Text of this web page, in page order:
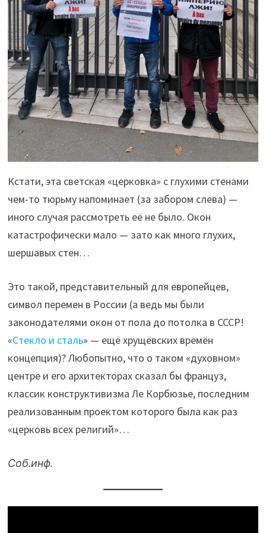
Кстати, эта светская «церковка» с глухими стенами
чем-то тюрьму напоминает (за забором слева) —
иного случая рассмотреть её не было. Окон
катастрофически мало — зато как много глухих,
шершавых стен…
Это такой, представительный для европейцев,
символ перемен в России (а ведь мы были
законодателями окон от пола до потолка в СССР!
«Стекло и сталь» — ещё хрущёвских времён
концепция)? Любопытно, что о таком «духовном»
центре и его архитекторах сказал бы француз,
классик конструктивизма Ле Корбюзье, последним
реализованным проектом которого была как раз
«церковь всех религий»…
Соб.инф.